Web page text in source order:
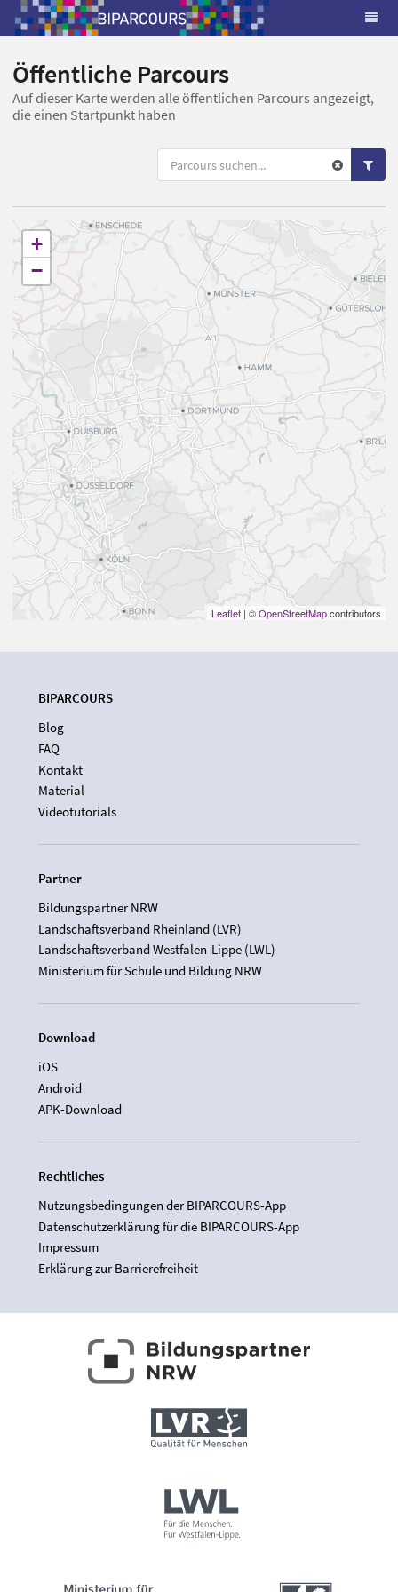
Öffentliche Parcours
Auf dieser Karte werden alle öffentlichen Parcours angezeigt,
die einen Startpunkt haben
+
−
Leaflet | ©OpenStreetMapcontributors
BIPARCOURS
Blog
FAQ
Kontakt
Material
Videotutorials
Partner
Bildungspartner NRW
Landschaftsverband Rheinland (LVR)
Landschaftsverband Westfalen-Lippe (LWL)
Ministerium für Schule und Bildung NRW
Download
iOS
Android
APK-Download
Rechtliches
Nutzungsbedingungen der BIPARCOURS-App
Datenschutzerklärung für die BIPARCOURS-App
Impressum
Erklärung zur Barrierefreiheit